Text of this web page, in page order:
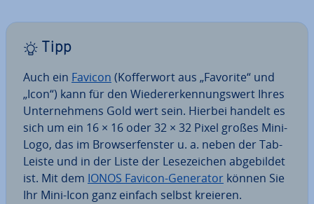
Tipp
Auch ein Favicon (Kof­fer­wort aus „Favorite“ und
„Icon“) kann für den Wie­der­erken­nungs­wert Ihres
Un­ter­neh­mens Gold wert sein. Hierbei handelt es
sich um ein 16 × 16 oder 32 × 32 Pixel großes Mini-
Logo, das im Brow­ser­fens­ter u. a. neben der Tab-
Leiste und in der Liste der Le­se­zei­chen ab­ge­bil­det
ist. Mit dem IONOS Favicon-Generator können Sie
Ihr Mini-Icon ganz einfach selbst kreieren.